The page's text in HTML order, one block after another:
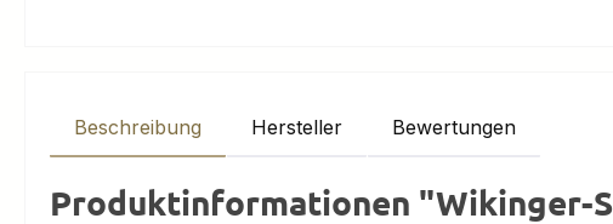
Beschreibung Hersteller Bewertungen
Produktinformationen "Wikinger-